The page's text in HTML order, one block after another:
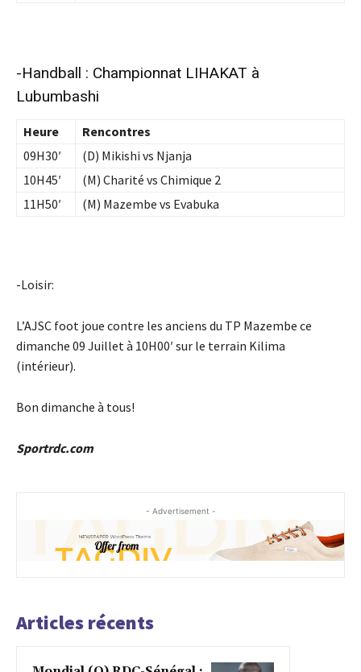
-Handball : Championnat LIHAKAT à
Lubumbashi
Heure
Rencontres
09H30′
(D) Mikishi vs Njanja
10H45′
(M) Charité vs Chimique 2
11H50′
(M) Mazembe vs Evabuka
-Loisir:
L’AJSC foot joue contre les anciens du TP Mazembe ce
dimanche 09 Juillet à 10H00′ sur le terrain Kilima
(intérieur).
Bon dimanche à tous!
Sportrdc.com
- Advertisement -
Articles récents